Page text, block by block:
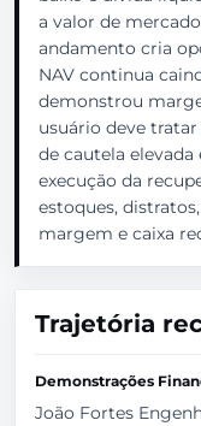
a valor de
andamento cria
NAV continua
demonstrou
usuário deve
de cautela
execução da
estoques,
margem e caixa
Trajetória
Demonstrações
João Fortes